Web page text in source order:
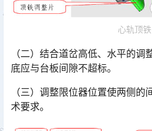
心轨顶铁
（二）结合道岔高低、水平的
底应与台板间隙不超标。
（三）调整限位器位置使两侧
术要求。